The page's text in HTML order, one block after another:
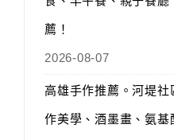
薦！
2026-08-07
高雄手作推薦。河堤
作美學、酒墨畫、氨基